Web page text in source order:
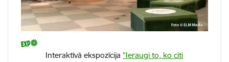
Interaktīvā ekspozīcija "Ieraugi to, ko citi